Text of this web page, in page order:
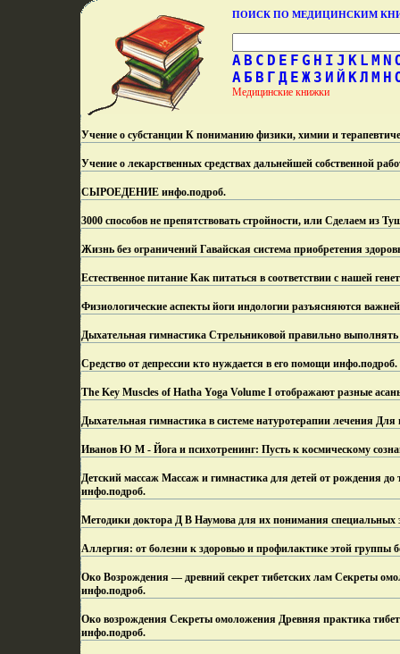
ПОИСК ПО МЕДИЦИНСКИМ
A B C D E F G H I J K L M N
А Б В Г Д Е Ж З И Й КЛ М Н
Медицинские книжки
Учение о субстанции К пониманию физики, химии и
Учение о лекарственных средствах дальнейшей собственной
СЫРОЕДЕНИЕ инфо.подроб.
3000 способов не препятствовать стройности, или Сделаем из
Жизнь без ограничений Гавайская система приобретения
Естественное питание Как питаться в соответствии с нашей
Физиологические аспекты йоги индологии разъясняются
Дыхательная гимнастика Стрельниковой правильно
Средство от депрессии кто нуждается в его помощи инфо.подроб.
The Key Muscles of Hatha Yoga Volume I отображают разные
Дыхательная гимнастика в системе натуротерапии лечения
Иванов Ю М - Йога и психотренинг: Пусть к космическому
Детский массаж Массаж и гимнастика для детей от рождения
инфо.подроб.
Методики доктора Д В Наумова для их понимания специальных
Аллергия: от болезни к здоровью и профилактике этой группы
Око Возрождения — древний секрет тибетских лам Секреты
инфо.подроб.
Око возрождения Секреты омоложения Древняя практика
инфо.подроб.